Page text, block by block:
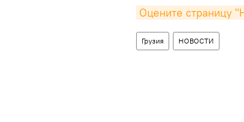
Оцените страницу
Грузия НОВОСТИ